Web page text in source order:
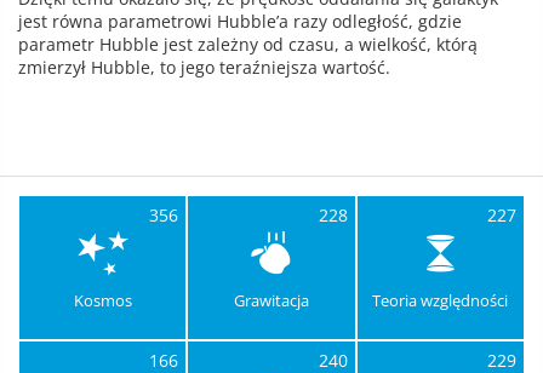
jest równa parametrowi Hubble’a razy odległość, gdzie
parametr Hubble jest zależny od czasu, a wielkość, którą
zmierzył Hubble, to jego teraźniejsza wartość.
356
Kosmos
228
Grawitacja
227
Teoria względności
166 240 229